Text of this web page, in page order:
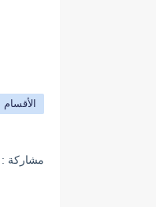
الأقسام